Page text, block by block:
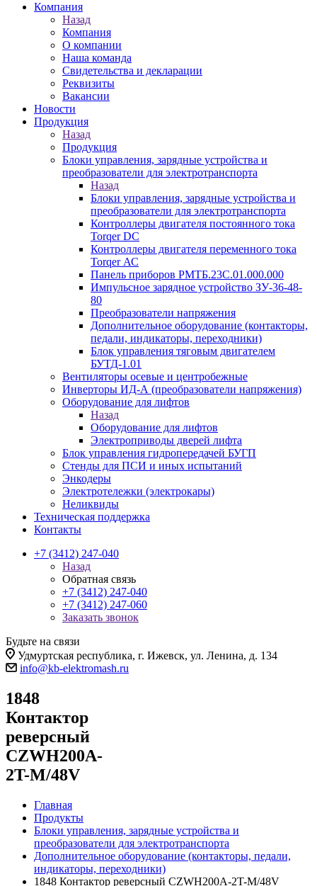
Компания
Назад
Компания
О компании
Наша команда
Свидетельства и декларации
Реквизиты
Вакансии
Новости
Продукция
Назад
Продукция
Блоки управления, зарядные устройства и
преобразователи для электротранспорта
Назад
Блоки управления, зарядные устройства и
преобразователи для электротранспорта
Контроллеры двигателя постоянного тока
Torqer DC
Контроллеры двигателя переменного тока
Torqer АС
Панель приборов РМТБ.23С.01.000.000
Импульсное зарядное устройство ЗУ-36-48-
80
Преобразователи напряжения
Дополнительное оборудование (контакторы,
педали, индикаторы, переходники)
Блок управления тяговым двигателем
БУТД-1.01
Вентиляторы осевые и центробежные
Инверторы ИД-А (преобразователи напряжения)
Оборудование для лифтов
Назад
Оборудование для лифтов
Электроприводы дверей лифта
Блок управления гидропередачей БУГП
Стенды для ПСИ и иных испытаний
Энкодеры
Электротележки (электрокары)
Неликвиды
Техническая поддержка
Контакты
+7 (3412) 247-040
Назад
Обратная связь
+7 (3412) 247-040
+7 (3412) 247-060
Заказать звонок
Будьте на связи
Удмуртская республика, г. Ижевск, ул. Ленина, д. 134
info@kb-elektromash.ru
1848
Контактор
реверсный
CZWH200A-
2T-M/48V
Главная
Продукты
Блоки управления, зарядные устройства и
преобразователи для электротранспорта
Дополнительное оборудование (контакторы, педали,
индикаторы, переходники)
1848 Контактор реверсный CZWH200A-2T-M/48V